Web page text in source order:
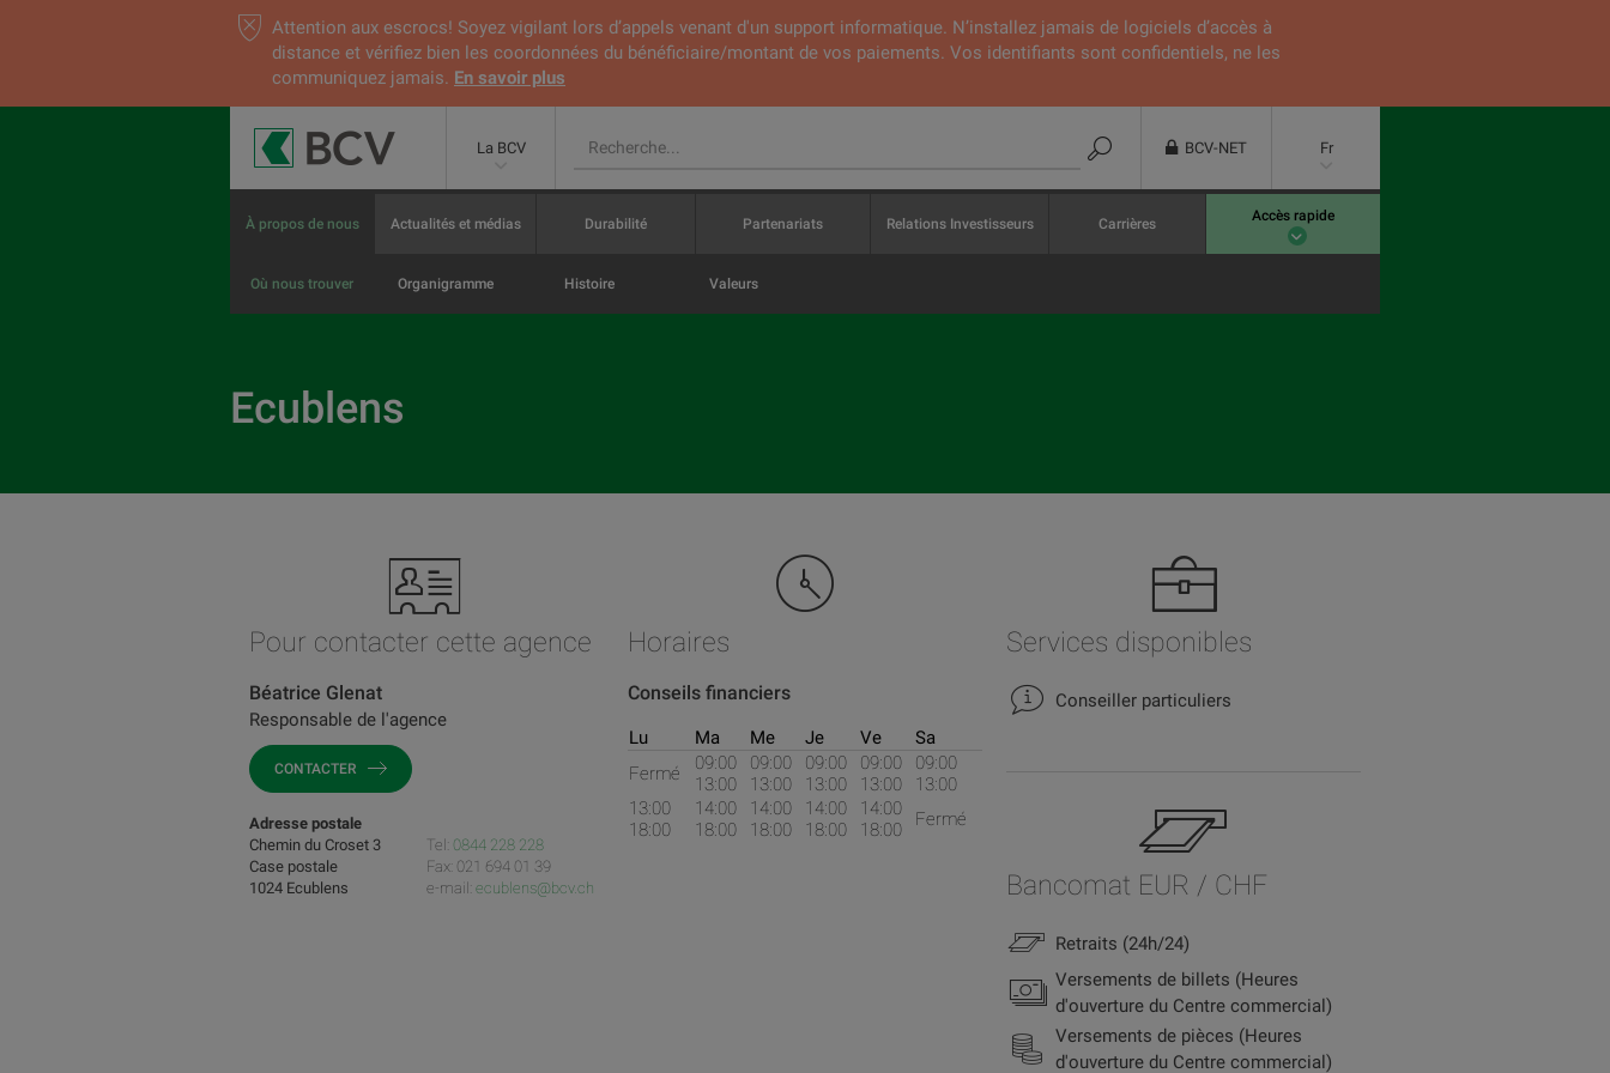
Attention aux escrocs! Soyez vigilant lors d’appels venant d'un support informatique. N’installez jamais de logiciels d’accès à
distance et vérifiez bien les coordonnées du bénéficiaire/montant de vos paiements. Vos identifiants sont confidentiels, ne les
communiquez jamais. En savoir plus
La BCV BCV-NET Fr
À propos de nous
Où nous trouver Organigramme Histoire Valeurs
Actualités et médias Durabilité Partenariats Relations Investisseurs Carrières Accès rapide
Ecublens
Pour contacter cette agence
Béatrice Glenat
Responsable de l'agence
CONTACTER
Adresse postale
Chemin du Croset 3
Case postale
1024 Ecublens
Tel: 0844 228 228
Fax: 021 694 01 39
e-mail: ecublens@bcv.ch
Horaires
Conseils financiers
Lu Ma Me Je Ve
Sa
Fermé
09:00
13:00
09:00
13:00
09:00
13:00
09:00
13:00
09:00
13:00
13:00
18:00
14:00
18:00
14:00
18:00
14:00
18:00
14:00
18:00
Fermé
Services disponibles
Conseiller particuliers
Bancomat EUR / CHF
Retraits (24h/24)
Versements de billets (Heures
d'ouverture du Centre commercial)
Versements de pièces (Heures
d'ouverture du Centre commercial)